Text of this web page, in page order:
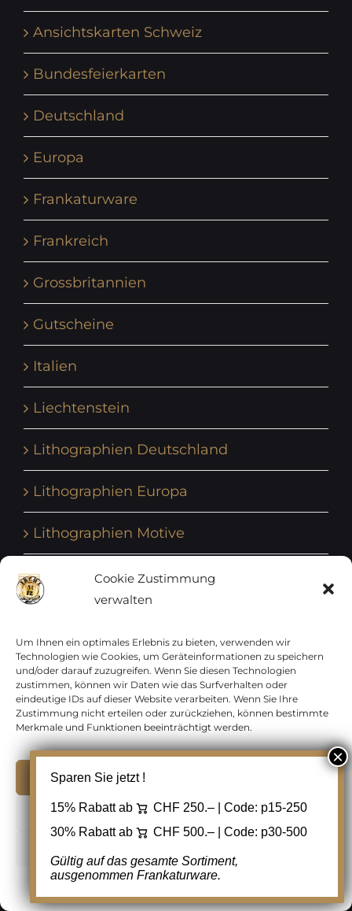
Cookie Zustimmung
verwalten
Um Ihnen ein optimales Erlebnis zu bieten, verwenden wir
Technologien wie Cookies, um Geräteinformationen zu speichern
und/oder darauf zuzugreifen. Wenn Sie diesen Technologien
zustimmen, können wir Daten wie das Surfverhalten oder
eindeutige IDs auf dieser Website verarbeiten. Wenn Sie Ihre
Zustimmung nicht erteilen oder zurückziehen, können bestimmte
Merkmale und Funktionen beeinträchtigt werden.
Ablehnen
Ansichtskarten Schweiz
Bundesfeierkarten
Deutschland
Europa
Frankaturware
Frankreich
Grossbritannien
Gutscheine
Italien
Liechtenstein
Lithographien Deutschland
Lithographien Europa
Lithographien Motive
Lithographien Österreich
Monaco
Österreich
Postgeschichte
Sammlungen
Schweiz
Vatikan
Sparen Sie jetzt !
15% Rabatt ab CHF 250.– | Code: p15-250
30% Rabatt ab
CHF 500.– | Code: p30-500
Gültig auf das gesamte Sortiment,
ausgenommen Frankaturware.